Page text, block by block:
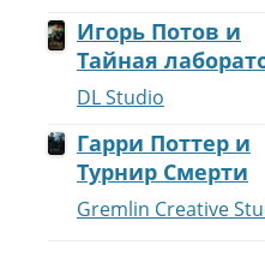
Игорь Потов и
Тайная
DL Studio
Гарри Поттер и
Турнир Смерти
Gremlin Creative